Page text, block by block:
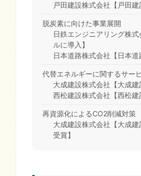
戸田建設株式会社【戸田
脱炭素に向けた事業展開
日鉄エンジニアリング株
ルに導入】
日本道路株式会社【日本
代替エネルギーに関するサー
大成建設株式会社【大成
西松建設株式会社【西松
再資源化によるCO2削減対策
大成建設株式会社【大成
受賞】